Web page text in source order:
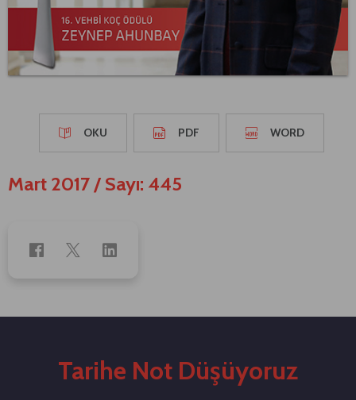
OKU PDF WORD
Mart 2017 / Sayı: 445
Tarihe Not Düşüyoruz